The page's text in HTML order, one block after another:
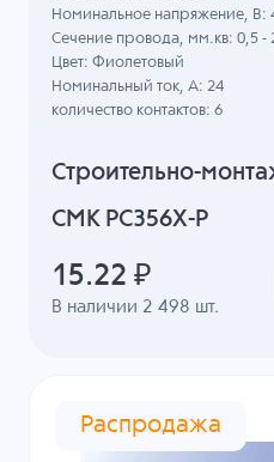
Строительно-
СМК PC356X-P
В наличии 2 498 шт.
Номинальное напряжение, B:
Сечение провода, мм.кв: 0,5 -
Цвет: Фиолетовый
Номинальный ток, А: 24
количество контактов: 6
15.22 ₽
Распродажа